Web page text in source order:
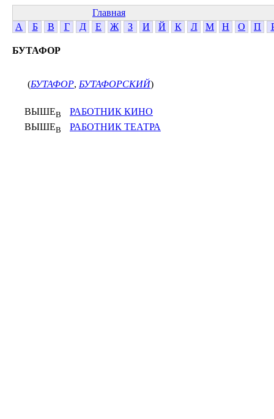
Главная
А
Б В Г Д Е Ж З И Й К Л М Н О П
БУТАФОР
(БУТАФОР, БУТАФОРСКИЙ)
ВЫШЕВ
РАБОТНИК КИНО
ВЫШЕВ РАБОТНИК ТЕАТРА